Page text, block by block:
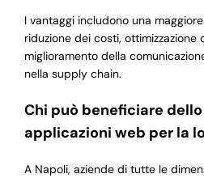
I vantaggi includono una
riduzione dei costi,
miglioramento della
nella supply chain.
Chi può beneficiare
applicazioni web per la
A Napoli, aziende di tutte le